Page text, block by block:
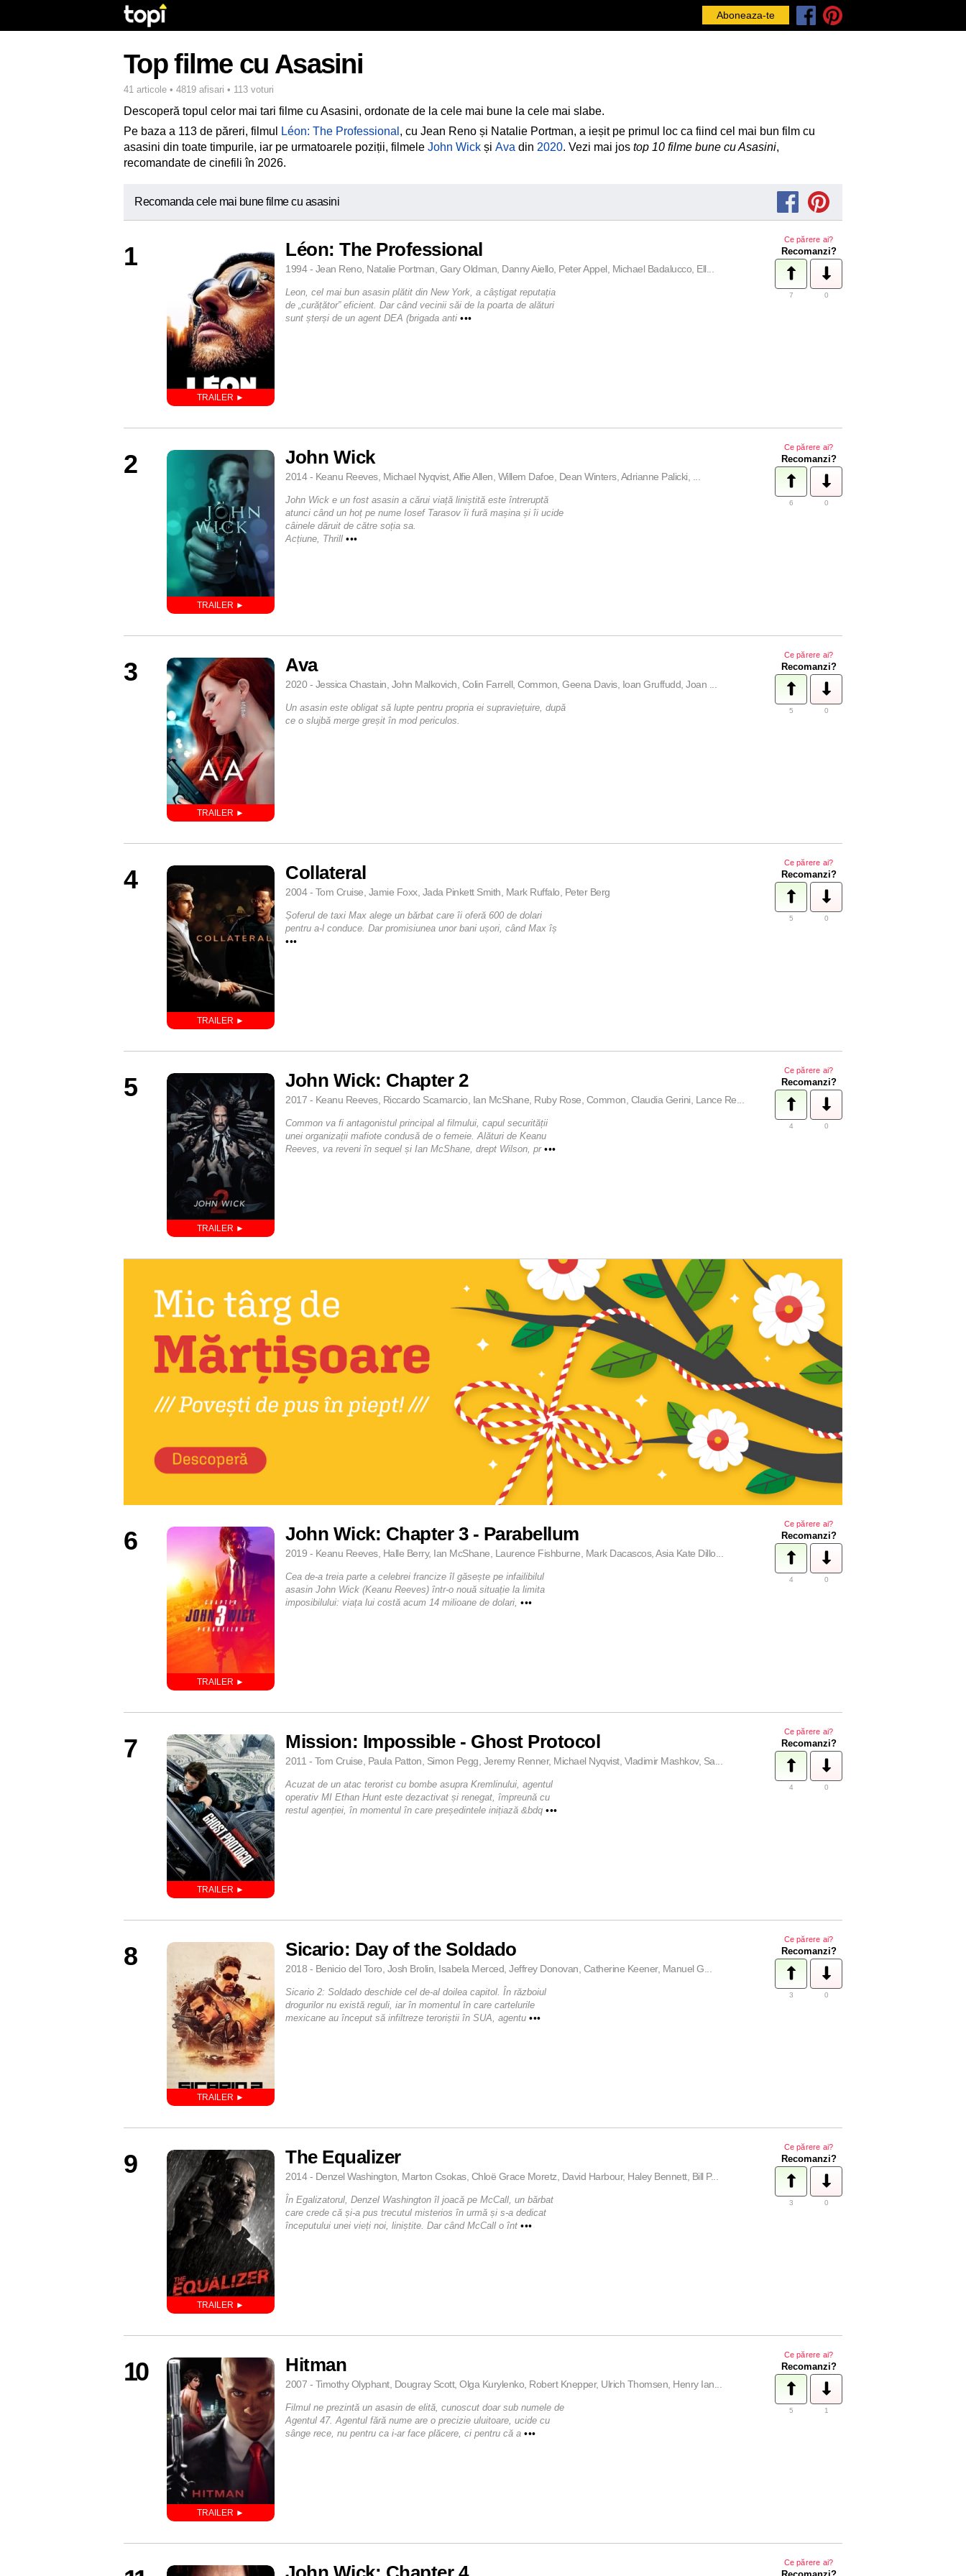
Aboneaza-te
Top filme cu Asasini
41 articole • 4819 afisari • 113 voturi
Descoperă topul celor mai tari filme cu Asasini, ordonate de la cele mai bune la cele mai slabe.
Pe baza a 113 de păreri, filmul
Léon: The Professional , cu Jean Reno și Natalie Portman, a ieșit pe primul loc ca fiind cel mai bun film cu
asasini din toate timpurile, iar pe urmatoarele poziții, filmele John Wick și Ava din 2020. Vezi mai jos top 10 filme bune cu Asasini,
recomandate de cinefili în 2026.
Recomanda cele mai bune filme cu asasini
1 Léon: The Professional
1994 - Jean Reno, Natalie Portman, Gary Oldman, Danny Aiello, Peter Appel, Michael Badalucco, Ell...
Ce părere ai?
Recomanzi?
7 0
Leon, cel mai bun asasin plătit din New York, a câștigat reputația
de „curățător” eficient. Dar când vecinii săi de la poarta de alături
sunt șterși de un agent DEA (brigada anti •••
2 John Wick
2014 - Keanu Reeves, Michael Nyqvist, Alfie Allen, Willem Dafoe, Dean Winters, Adrianne Palicki, ...
Ce părere ai?
Recomanzi?
6 0
John Wick e un fost asasin a cărui viață liniștită este întreruptă
atunci când un hoț pe nume Iosef Tarasov îi fură mașina și îi ucide
câinele dăruit de către soția sa.
Acțiune, Thrill •••
3 Ava
2020 - Jessica Chastain, John Malkovich, Colin Farrell, Common, Geena Davis, Ioan Gruffudd, Joan ...
Ce părere ai?
Recomanzi?
5 0
Un asasin este obligat să lupte pentru propria ei supraviețuire, după
ce o slujbă merge greșit în mod periculos.
4 Collateral
2004 - Tom Cruise, Jamie Foxx, Jada Pinkett Smith, Mark Ruffalo, Peter Berg
Ce părere ai?
Recomanzi?
5 0
Șoferul de taxi Max alege un bărbat care îi oferă 600 de dolari
pentru a-l conduce. Dar promisiunea unor bani ușori, când Max îș
•••
5 John Wick: Chapter 2
2017 - Keanu Reeves, Riccardo Scamarcio, Ian McShane, Ruby Rose, Common, Claudia Gerini, Lance Re...
Ce părere ai?
Recomanzi?
4 0
Common va fi antagonistul principal al filmului, capul securității
unei organizații mafiote condusă de o femeie. Alături de Keanu
Reeves, va reveni în sequel și Ian McShane, drept Wilson, pr •••
6 John Wick: Chapter 3 - Parabellum
2019 - Keanu Reeves, Halle Berry, Ian McShane, Laurence Fishburne, Mark Dacascos, Asia Kate Dillo...
Ce părere ai?
Recomanzi?
4 0
Cea de-a treia parte a celebrei francize îl găsește pe infailibilul
asasin John Wick (Keanu Reeves) într-o nouă situație la limita
imposibilului: viața lui costă acum 14 milioane de dolari, •••
7 Mission: Impossible - Ghost Protocol
2011 - Tom Cruise, Paula Patton, Simon Pegg, Jeremy Renner, Michael Nyqvist, Vladimir Mashkov, Sa...
Ce părere ai?
Recomanzi?
4 0
Acuzat de un atac terorist cu bombe asupra Kremlinului, agentul
operativ MI Ethan Hunt este dezactivat și renegat, împreună cu
restul agenției, în momentul în care președintele inițiază &bdq •••
8 Sicario: Day of the Soldado
2018 - Benicio del Toro, Josh Brolin, Isabela Merced, Jeffrey Donovan, Catherine Keener, Manuel G...
Ce părere ai?
Recomanzi?
3 0
Sicario 2: Soldado deschide cel de-al doilea capitol. În războiul
drogurilor nu există reguli, iar în momentul în care cartelurile
mexicane au început să infiltreze teroriștii în SUA, agentu •••
9 The Equalizer
2014 - Denzel Washington, Marton Csokas, Chloë Grace Moretz, David Harbour, Haley Bennett, Bill P...
Ce părere ai?
Recomanzi?
3 0
În Egalizatorul, Denzel Washington îl joacă pe McCall, un bărbat
care crede că și-a pus trecutul misterios în urmă și s-a dedicat
începutului unei vieți noi, liniștite. Dar când McCall o înt •••
10 Hitman
2007 - Timothy Olyphant, Dougray Scott, Olga Kurylenko, Robert Knepper, Ulrich Thomsen, Henry Ian...
Ce părere ai?
Recomanzi?
5 1
Filmul ne prezintă un asasin de elită, cunoscut doar sub numele de
Agentul 47. Agentul fără nume are o precizie uluitoare, ucide cu
sânge rece, nu pentru ca i-ar face plăcere, ci pentru că a •••
Ce părere ai?